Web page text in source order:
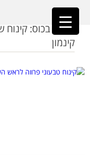
ראשי»קרמל
חגיגה בכוס:
קינמון